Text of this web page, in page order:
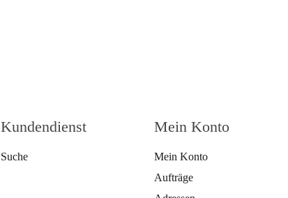
Kundendienst
Suche
Mein Konto
Mein Konto
Aufträge